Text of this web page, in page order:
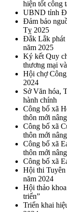
hiện tốt công
UBND tỉnh
Đảm bảo
Tỵ 2025
Đắk Lắk phát
năm 2025
Ký kết Quy
thương mại
Hội chợ
2024
Sở Văn hóa,
hành chính
Công bố xã
thôn mới
Công bố xã
thôn mới
Công bố xã
thôn mới nâng
Công bố xã
Hội thi
năm 2024
Hội thảo
triển”
Triển khai